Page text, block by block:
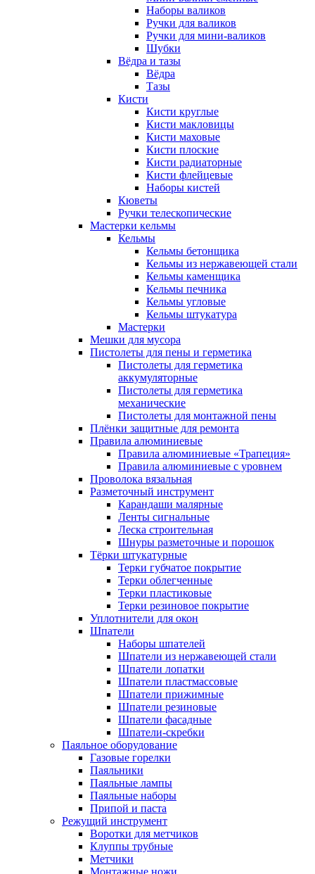
Наборы валиков
Ручки для валиков
Ручки для мини-валиков
Шубки
Вёдра и тазы
Вёдра
Тазы
Кисти
Кисти круглые
Кисти макловицы
Кисти маховые
Кисти плоские
Кисти радиаторные
Кисти флейцевые
Наборы кистей
Кюветы
Ручки телескопические
Мастерки кельмы
Кельмы
Кельмы бетонщика
Кельмы из нержавеющей стали
Кельмы каменщика
Кельмы печника
Кельмы угловые
Кельмы штукатура
Мастерки
Мешки для мусора
Пистолеты для пены и герметика
Пистолеты для герметика
аккумуляторные
Пистолеты для герметика
механические
Пистолеты для монтажной пены
Плёнки защитные для ремонта
Правила алюминиевые
Правила алюминиевые «Трапеция»
Правила алюминиевые с уровнем
Проволока вязальная
Разметочный инструмент
Карандаши малярные
Ленты сигнальные
Леска строительная
Шнуры разметочные и порошок
Тёрки штукатурные
Терки губчатое покрытие
Терки облегченные
Терки пластиковые
Терки резиновое покрытие
Уплотнители для окон
Шпатели
Наборы шпателей
Шпатели из нержавеющей стали
Шпатели лопатки
Шпатели пластмассовые
Шпатели прижимные
Шпатели резиновые
Шпатели фасадные
Шпатели-скребки
Паяльное оборудование
Газовые горелки
Паяльники
Паяльные лампы
Паяльные наборы
Припой и паста
Режущий инструмент
Воротки для метчиков
Клуппы трубные
Метчики
Монтажные ножи